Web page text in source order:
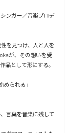
ンガー／音楽プロデ
を見つけ、人と人を
が、その想いを受
品として形にする。
められる」
言葉を音楽に残して